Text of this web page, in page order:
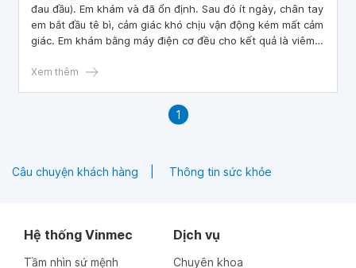
đau đầu). Em khám và đã ổn định. Sau đó ít ngày, chân tay
em bắt đầu tê bì, cảm giác khó chịu vận động kém mất cảm
giác. Em khám bằng máy điện cơ đều cho kết quả là viêm
đỡ. Bác sĩ cho em hỏi điều trị viêm đa dây thần kinh tứ chi
Xem thêm
1
Câu chuyện khách hàng Thông tin sức khỏe
Hệ thống Vinmec
Tầm nhìn sứ mệnh
Dịch vụ
Chuyên khoa